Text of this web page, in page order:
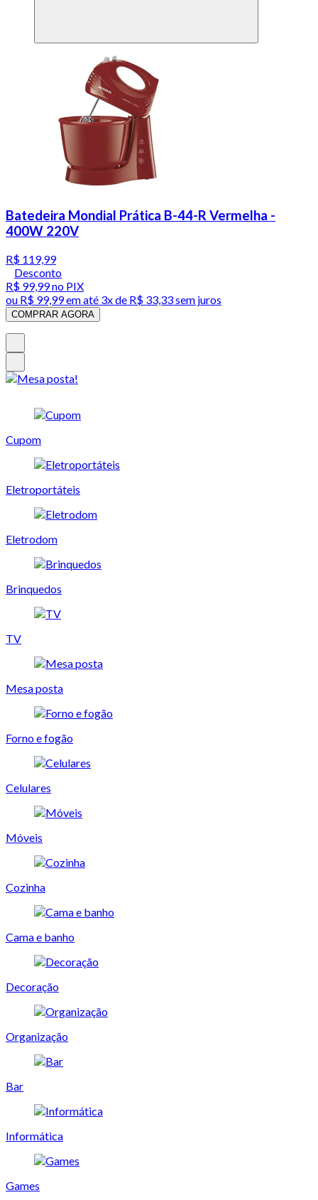
Batedeira Mondial Prática B-44-R Vermelha -
400W 220V
R$ 119,99
Desconto
R$ 99,99no PIX
ou R$ 99,99em até 3x de R$ 33,33 sem juros
COMPRAR AGORA
Cupom
Eletroportáteis
Eletrodom
Brinquedos
TV
Mesa posta
Forno e fogão
Celulares
Móveis
Cozinha
Cama e banho
Decoração
Organização
Bar
Informática
Games